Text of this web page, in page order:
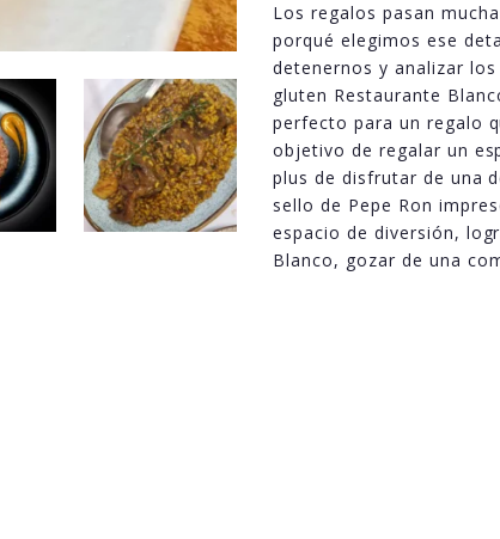
Los regalos pasan
porqué elegimos ese
detenernos y analizar
gluten Restaurante
perfecto para un regalo
objetivo de regalar un
plus de disfrutar de una
sello de Pepe Ron
espacio de diversión,
Blanco, gozar de una